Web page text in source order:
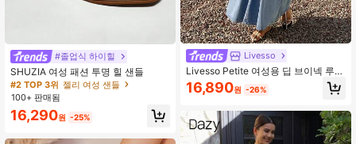
#졸업식 하이힐
SHUZIA 여성 패션 투명 힐 샌들
#2 TOP 3위 젤리 여성 샌들
100+ 판매됨
16,290원 -25%
Livesso
Livesso Petite 여성용 딥 브이넥 루즈
핏 캐주얼 스파게티 스트랩 데님 드레
스, 휴가용, 페티트 여성용
16,890원 -26%